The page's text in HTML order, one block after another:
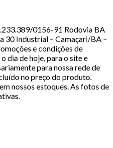
0156-91 Rodovia BA
30 Industrial – Camaçari/BA –
e condições de
dia de hoje, para o site e
para nossa rede de
no preço do produto.
nossos estoques. As fotos de